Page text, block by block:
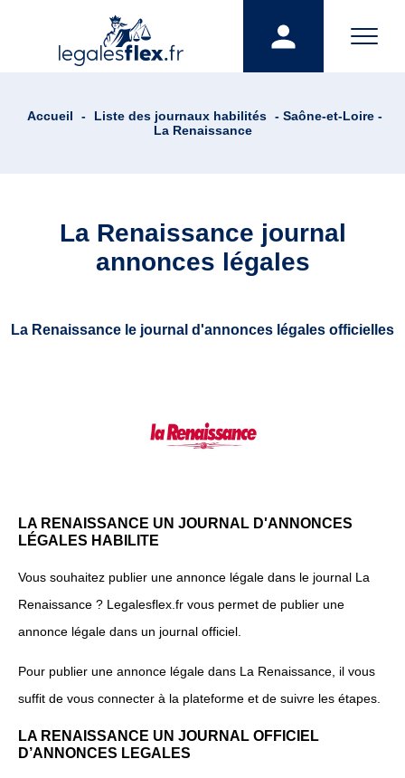
Accueil - Liste des journaux habilités - Saône-et-Loire -
La Renaissance
La Renaissance journal
annonces légales
La Renaissance le journal d'annonces légales officielles
LA RENAISSANCE UN JOURNAL D'ANNONCES
LÉGALES HABILITE
Vous souhaitez publier une annonce légale dans le journal La
Renaissance ? Legalesflex.fr vous permet de publier une
annonce légale dans un journal officiel.
Pour publier une annonce légale dans La Renaissance, il vous
suffit de vous connecter à la plateforme et de suivre les étapes.
LA RENAISSANCE UN JOURNAL OFFICIEL
D’ANNONCES LEGALES